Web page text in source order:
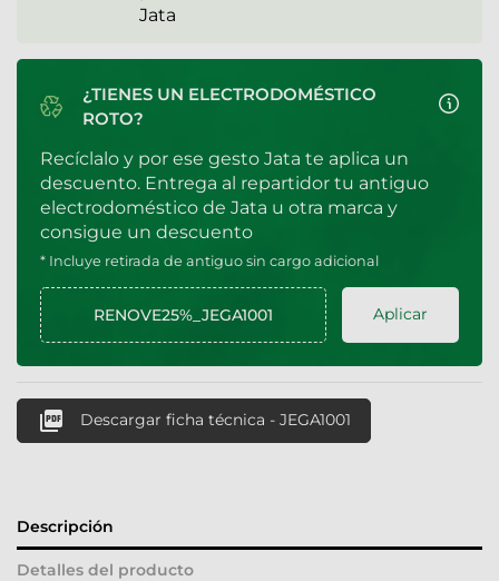
Jata
¿TIENES UN ELECTRODOMÉSTICO
ROTO?
Recíclalo y por ese gesto Jata te aplica un
descuento. Entrega al repartidor tu antiguo
electrodoméstico de Jata u otra marca y
consigue un descuento
* Incluye retirada de antiguo sin cargo adicional
Aplicar
 Descargar ficha técnica - JEGA1001
Descripción
Detalles del producto